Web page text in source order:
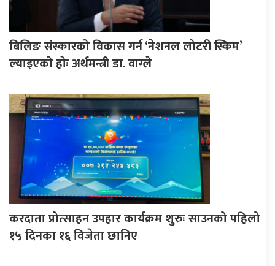
बिलिङ संस्कारको विकास गर्न ‘नेशनल लोटरी स्किम’
ल्याइएकाे हाेः अर्थमन्त्री डा. वाग्ले
करदाता प्रोत्साहन उपहार कार्यक्रम शुरुः साउनको पहिलो
१५ दिनका १६ विजेता छानिए